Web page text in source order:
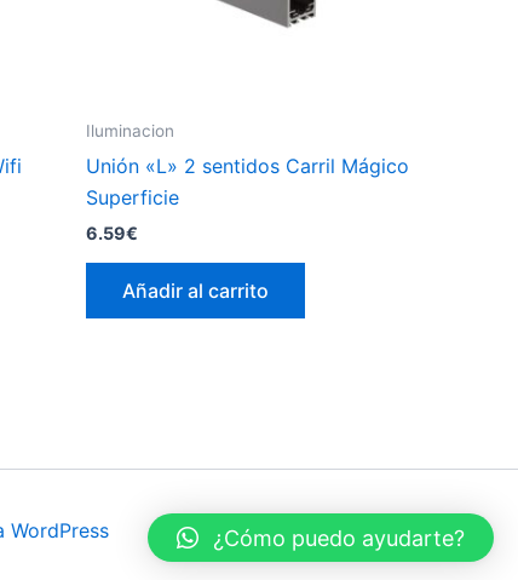
Iluminacion
Unión «L» 2 sentidos Carril Mágico
Superficie
6.59€
Añadir al carrito
WordPress ¿Cómo puedo ayudarte?